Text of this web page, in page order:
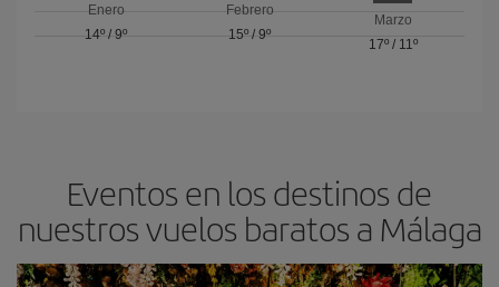
Enero
14º /9º
Febrero
15º / 9º
Marzo
17º/ 11º
Eventos en los destinos de
nuestros vuelos baratos a Málaga